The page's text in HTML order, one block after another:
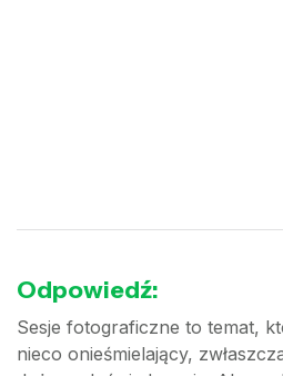
Odpowiedź:
Sesje fotograficzne to temat,
nieco onieśmielający,